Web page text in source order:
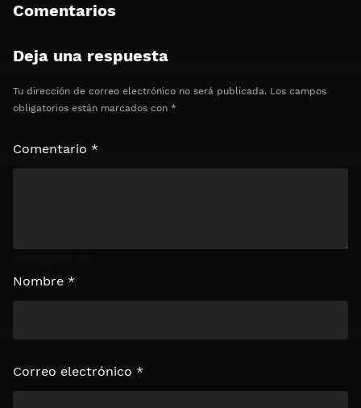
⏰ El acceso expira en 1 hora
Comentarios
Deja una respuesta
Tu dirección de correo electrónico no será publicada. Los campos
obligatorios están marcados con *
Comentario *
Nombre *
Correo electrónico *